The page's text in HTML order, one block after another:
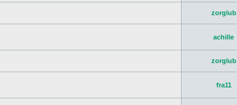
zorglub
achille
zorglub
fra11